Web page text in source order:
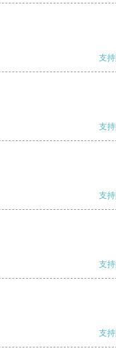
支持
支持
支持
支持
支持